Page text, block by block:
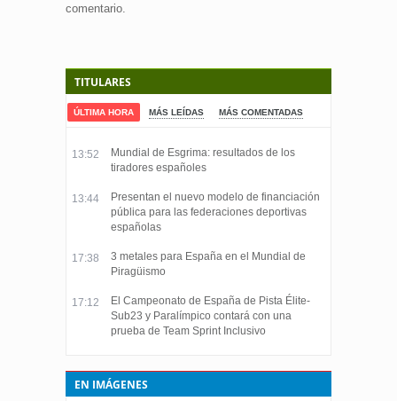
comentario.
TITULARES
ÚLTIMA HORA MÁS LEÍDAS MÁS COMENTADAS
13:52
Mundial de Esgrima: resultados de los
tiradores españoles
13:44
Presentan el nuevo modelo de financiación
pública para las federaciones deportivas
españolas
17:38
3 metales para España en el Mundial de
Piragüismo
17:12
El Campeonato de España de Pista Élite-
Sub23 y Paralímpico contará con una
prueba de Team Sprint Inclusivo
EN IMÁGENES